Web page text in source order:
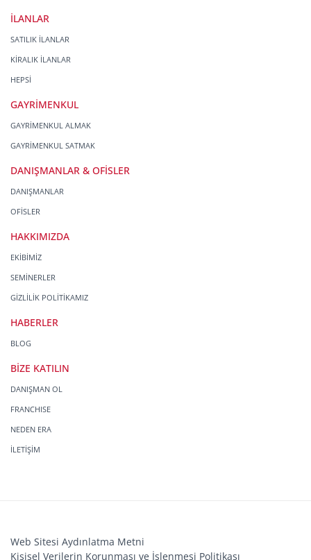
İLANLAR
SATILIK İLANLAR
KİRALIK İLANLAR
HEPSİ
GAYRİMENKUL
GAYRİMENKUL ALMAK
GAYRİMENKUL SATMAK
DANIŞMANLAR & OFİSLER
DANIŞMANLAR
OFİSLER
HAKKIMIZDA
EKİBİMİZ
SEMİNERLER
GİZLİLİK POLİTİKAMIZ
HABERLER
BLOG
BİZE KATILIN
DANIŞMAN OL
FRANCHISE
NEDEN ERA
İLETİŞİM
Web Sitesi Aydınlatma Metni
Kişisel Verilerin Korunması ve İşlenmesi Politikası